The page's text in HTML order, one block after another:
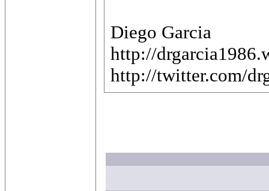
Diego Garcia
http://
http://twitter.com/